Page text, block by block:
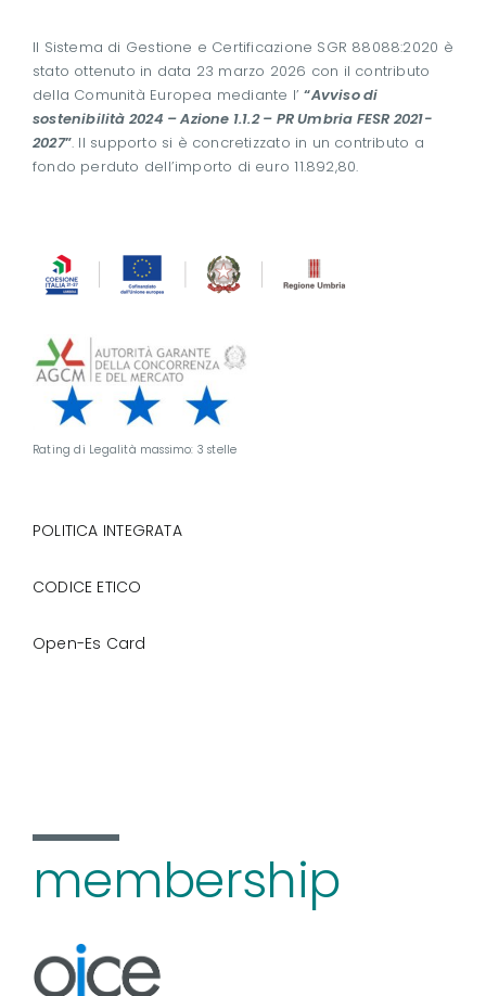
Il Sistema di Gestione e Certificazione SGR 88088:2020 è
stato ottenuto in data 23 marzo 2026 con il contributo
della Comunità Europea mediante l’“Avviso di
sostenibilità 2024 – Azione 1.1.2 – PR Umbria FESR 2021-
2027”. Il supporto si è concretizzato in un contributo a
fondo perduto dell’importo di euro 11.892,80.
Rating di Legalità massimo: 3 stelle
POLITICA INTEGRATA
CODICE ETICO
Open-Es Card
membership